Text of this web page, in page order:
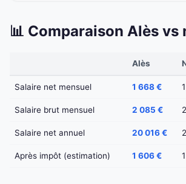
📊 Comparaison Alès vs
Alès
Salaire net mensuel 1 668 €
Salaire brut mensuel 2 085 €
Salaire net annuel 20 016 €
Après impôt (estimation) 1 606 €